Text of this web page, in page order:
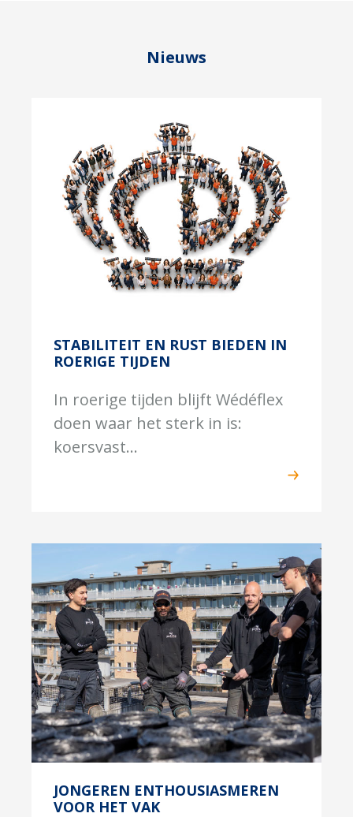
Nieuws
STABILITEIT EN RUST BIEDEN IN
ROERIGE TIJDEN
In roerige tijden blijft Wédéflex
doen waar het sterk in is:
koersvast...
JONGEREN ENTHOUSIASMEREN
VOOR HET VAK